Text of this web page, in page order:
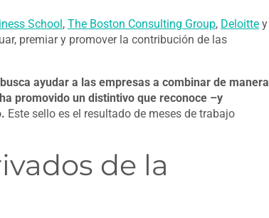
School, The Boston Consulting Group, Deloittey
premiar y promover la contribución de las
ayudar a las empresas a combinar de manera
promovido un distintivo que reconoce –y
Este sello es el resultado de meses de trabajo
de la